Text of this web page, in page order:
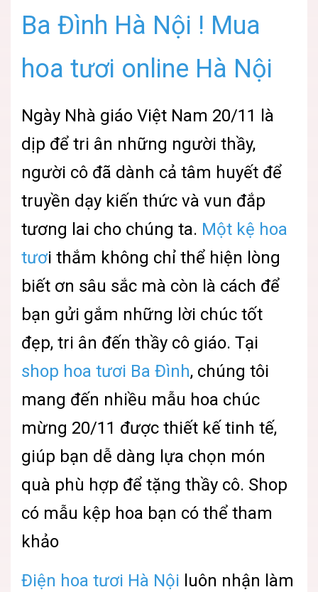
Ba Đình Hà Nội ! Mua
hoa tươi online Hà Nội
Ngày Nhà giáo Việt Nam 20/11 là
dịp để tri ân những người thầy,
người cô đã dành cả tâm huyết để
truyền dạy kiến thức và vun đắp
tương lai cho chúng ta. Một kệ hoa
tươi thắm không chỉ thể hiện lòng
biết ơn sâu sắc mà còn là cách để
bạn gửi gắm những lời chúc tốt
đẹp, tri ân đến thầy cô giáo. Tại
shop hoa tươi Ba Đình, chúng tôi
mang đến nhiều mẫu hoa chúc
mừng 20/11 được thiết kế tinh tế,
giúp bạn dễ dàng lựa chọn món
quà phù hợp để tặng thầy cô. Shop
có mẫu kệp hoa bạn có thể tham
khảo
Điện hoa tươi Hà Nội luôn nhận làm